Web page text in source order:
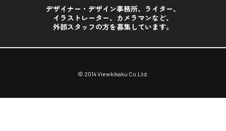
デザイナー・デザイン事務所、ライター、
イラストレーター、カメラマンなど、
外部スタッフの方を募集しています。
© 2014 Viewkikaku Co.Ltd.